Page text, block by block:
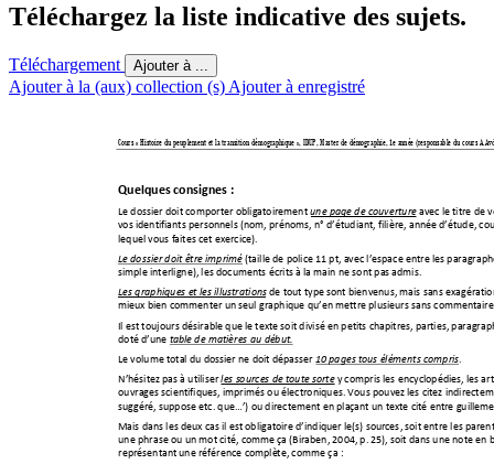
Téléchargez la liste indicative des sujets.
Téléchargement Ajouter à ...
Ajouter à la (aux) collection (s) Ajouter à enregistré
Cours « Histoire du peuplement et la transition démographique », IDUP, Master de démographie, 1e année (responsable du cours A.
Quelquesconsignes :
Le dossierdoit comporter obligatoirement une page de couverture avec le titre de
vosidentifiantspersonnels(nom, prénoms, n° d’étudiant, filière, année d’étude, 
lequel vous faitescet exercice).
Le dossierdoit être imprimé (taille de police 11 pt, avec l’espace entre les 
simpleinterligne), lesdocuments écrits à la main ne sont pas admis.
Les graphiques etles illustrations de tout typesont bienvenus, mais sans
mieux bien commenter un seul graphique qu’en mettre plusieurs sans 
Il est toujoursdésirable que le texte soit diviséen petits chapitres, parties, 
doté d’une table de matières au début.
Le volumetotal du dossier ne doit dépasser 10pagestous élémentscompris
N’hésitezpas à utiliserles sources detoutesorte ycompris les encyclopédies, les 
ouvrages scientifiques, imprimés ou électroniques. Vouspouvez les citez
suggéré,
suppose etc. que…’) ou directement en plaçant un texte cité entre
Mais dans lesdeux casil est obligatoire d’indiquer le(s) sources soit entre les
unephraseou un mot cité, comme ça (Biraben, 2004, p. 25), soit dans une note en
représentant uneréférence complète, comme ça :